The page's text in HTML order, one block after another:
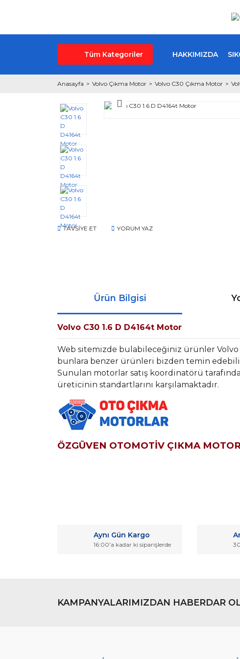
Tüm Kategoriler HAKKIMIZDA
Anasayfa Volvo Çıkma Motor Volvo C30 Çıkma Motor
TAVSİYE ET YORUM YAZ
Ürün Bilgisi
Volvo C30 1.6 D D4164t Motor
Web sitemizde bulabileceğiniz ürünler Volvo
bunlara benzer ürünleri bizden temin
Sunulan motorlar satış koordinatörü
üreticinin standartlarını karşılamaktadır.
ÖZGÜVEN OTOMOTİV ÇIKMA MOTOR
Ürün resmi kalitesiz, bozuk veya görüntülenemiyor.
Aynı Gün Kargo
16:00'a kadar ki siparişlerde
KAMPANYALARIMIZDAN HABERDAR